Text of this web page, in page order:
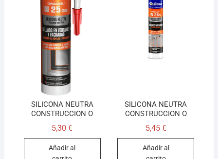
SILICONA NEUTRA
CONSTRUCCION O
5,30€
Añadir al
SILICONA NEUTRA
CONSTRUCCION O
5,45 €
Añadir al